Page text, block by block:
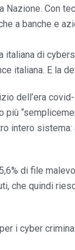
Con
a banche e
italiana di
italiana. E la
dell’era
intero
di file
che quindi
i cyber